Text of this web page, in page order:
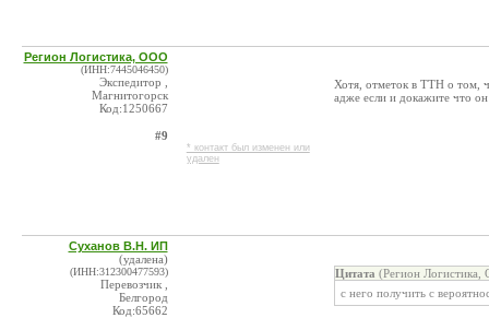
Регион Логистика, ООО
(ИНН:7445046450)
Экспедитор ,
Магнитогорск
Код:1250667
#9
* контакт был изменен или
удален
Хотя, отметок в ТТН о том,
адже если и докажите что он
Суханов В.Н. ИП
(удалена)
(ИНН:312300477593)
Перевозчик ,
Белгород
Код:65662
Цитата (Регион
с него получить с